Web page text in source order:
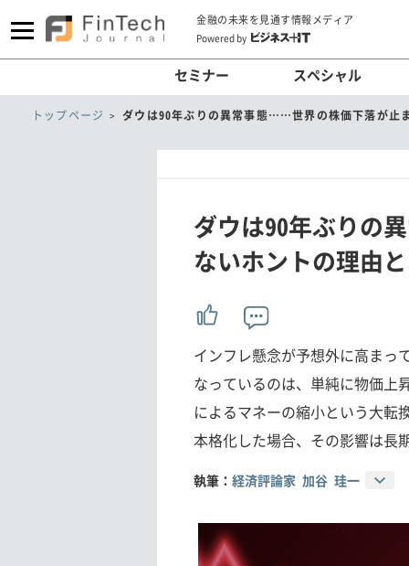
金融の未来を見通す情報メディア
Powered by
セミナー スペシャル
トップページ ダウは90年ぶりの異常事態……世界の株価下落が止
ダウは90年ぶりの
ないホントの理由
インフレ懸念が予想外に高まっ
なっているのは、単純に物価上
によるマネーの縮小という大転
本格化した場合、その影響は長
執筆： 経済評論家 加谷 珪一